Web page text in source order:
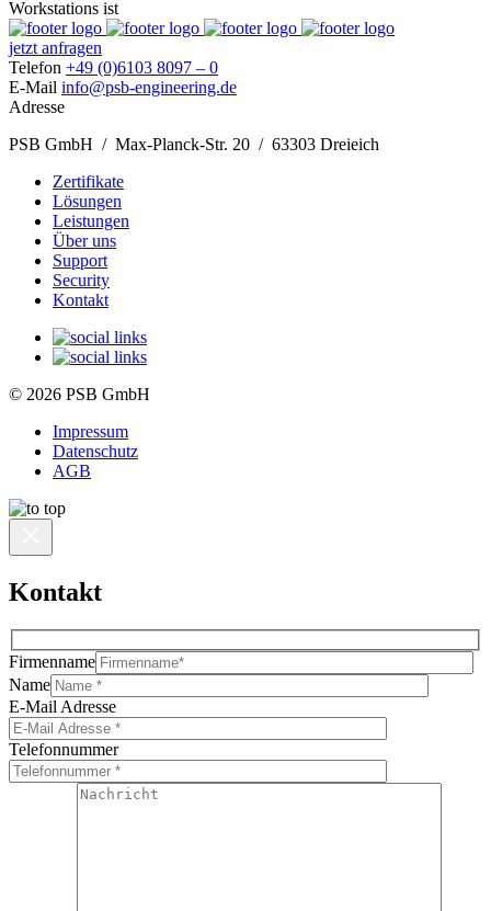
jetzt anfragen
Telefon +49 (0)6103 8097 – 0
E-Mail info@psb-engineering.de
Adresse
PSB GmbH / Max-Planck-Str. 20 / 63303 Dreieich
Zertifikate
Lösungen
Leistungen
Über uns
Support
Security
Kontakt
© 2026 PSB GmbH
Impressum
Datenschutz
AGB
Kontakt
Firmenname
Name
E-Mail Adresse
Telefonnummer